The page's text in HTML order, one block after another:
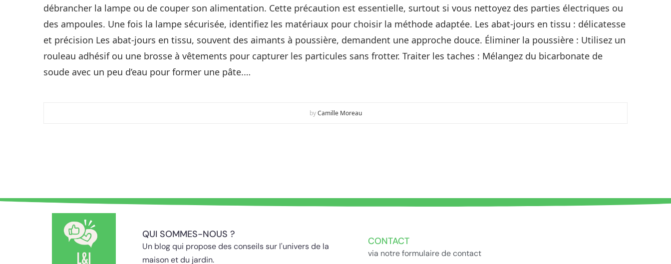
débrancher la lampe ou de couper son alimentation. Cette précaution est essentielle, surtout si vous nettoyez des parties électriques ou
des ampoules. Une fois la lampe sécurisée, identifiez les matériaux pour choisir la méthode adaptée. Les abat-jours en tissu : délicatesse
et précision Les abat-jours en tissu, souvent des aimants à poussière, demandent une approche douce. Éliminer la poussière : Utilisez un
rouleau adhésif ou une brosse à vêtements pour capturer les particules sans frotter. Traiter les taches : Mélangez du bicarbonate de
soude avec un peu d’eau pour former une pâte.…
byCamille Moreau
QUI SOMMES-NOUS ?
Un blog qui propose des conseils sur l'univers de la
maison et du jardin.
CONTACT
via notre formulaire de contact